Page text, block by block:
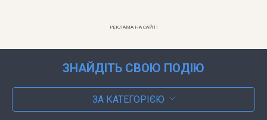
РЕКЛАМА НА САЙТІ
ЗНАЙДІТЬ СВОЮ ПОДІЮ
ЗА КАТЕГОРІЄЮ